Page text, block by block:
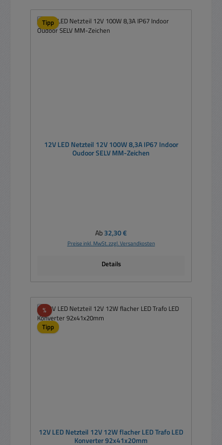
Tipp
12V LED Netzteil 12V 100W 8,3A IP67 Indoor
Oudoor SELV MM-Zeichen
Regulärer Preis:
Ab32,30 €
Preise inkl. MwSt. zzgl. Versandkosten
Details
%Rabatt
Tipp
12V LED Netzteil 12V 12W flacher LED Trafo LED
Konverter 92x41x20mm